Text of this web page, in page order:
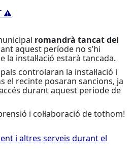
⚠️
⚠️
romandrà tancat del
aquest període no s’hi
la instal·lació estarà tancada.
controlaran la instal·lació i
el recinte posaran sancions, ja
durant aquest periode de
i col·laboració de tothom!
i altres serveis durant el mes
i altres serveis durant el